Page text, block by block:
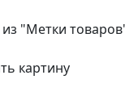
из "Метки
картину